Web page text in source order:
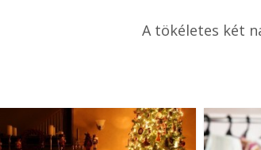
A tökéletes két